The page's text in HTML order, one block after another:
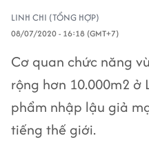
LINH CHI (TỔNG HỢP)
08/07/2020 - 16:18 (GMT+7)
Cơ quan chức năng
rộng hơn 10.000m2 ở
phẩm nhập lậu giả
tiếng thế giới.